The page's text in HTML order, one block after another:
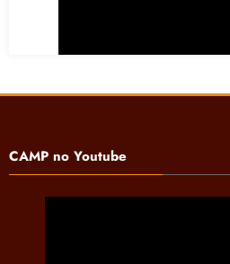
CAMP no Youtube